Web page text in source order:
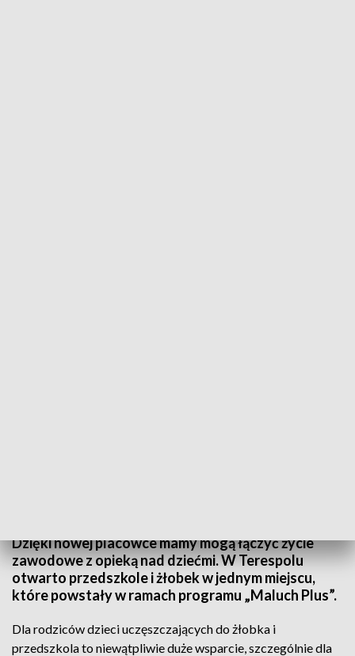
Dzięki nowej placówce mamy mogą łączyć życie
zawodowe z opieką nad dziećmi. W Terespolu
otwarto przedszkole i żłobek w jednym miejscu,
które powstały w ramach programu „Maluch Plus”.
Dla rodziców dzieci uczęszczających do żłobka i
przedszkola to niewątpliwie duże wsparcie, szczególnie dla